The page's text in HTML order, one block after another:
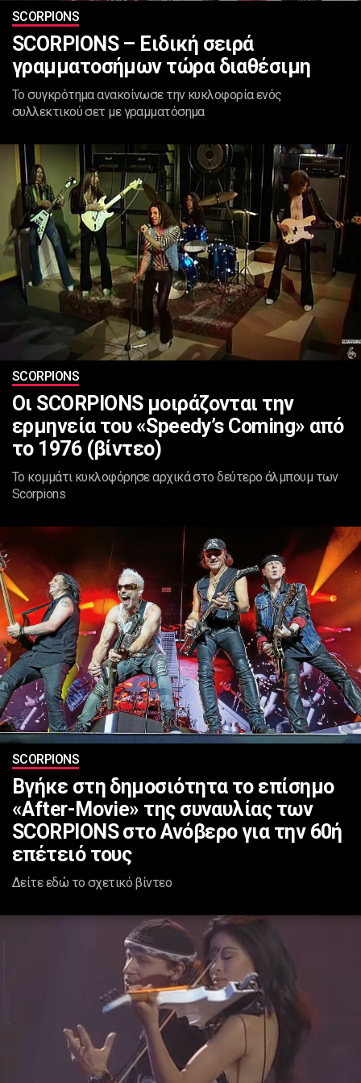
SCORPIONS
SCORPIONS – Ειδική σειρά
γραμματοσήμων τώρα διαθέσιμη
Το συγκρότημα ανακοίνωσε την κυκλοφορία ενός
συλλεκτικού σετ με γραμματόσημα
SCORPIONS
Οι SCORPIONS μοιράζονται την
ερμηνεία του «Speedy’s Coming» από
το 1976 (βίντεο)
Το κομμάτι κυκλοφόρησε αρχικά στο δεύτερο άλμπουμ των
Scorpions
SCORPIONS
Βγήκε στη δημοσιότητα το επίσημο
«After-Movie» της συναυλίας των
SCORPIONS στο Ανόβερο για την 60ή
επέτειό τους
Δείτε εδώ το σχετικό βίντεο